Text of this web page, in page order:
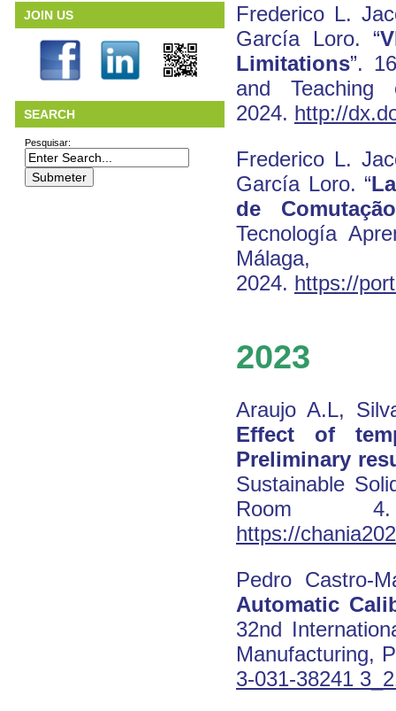
JOIN US
SEARCH
Pesquisar:
Frederico L.
García Loro. “
Limitations”.
and Teaching
2024. http://
Frederico L.
García Loro. “
de Comutação
Tecnología
2024. https://
2023
Araujo A.L,
Effect of
Preliminary
Sustainable
Room
https://
Pedro Castro-
Automatic
32nd
Manufacturing,
3-031-38241